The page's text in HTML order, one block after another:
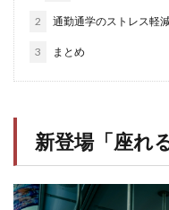
2 通勤通学のストレス軽
3 まとめ
新登場「座れ